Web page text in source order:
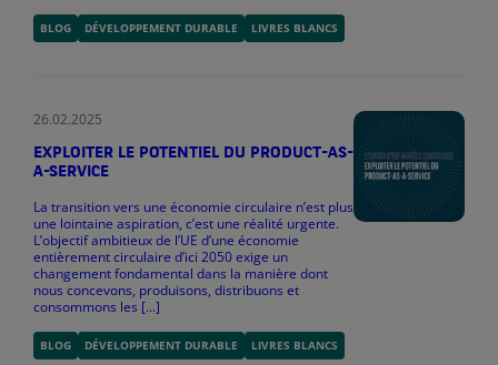
BLOG DÉVELOPPEMENT DURABLE LIVRES BLANCS
26.02.2025
EXPLOITER LE POTENTIEL DU PRODUCT-AS-
A-SERVICE
La transition vers une économie circulaire n’est plus
une lointaine aspiration, c’est une réalité urgente.
L’objectif ambitieux de l’UE d’une économie
entièrement circulaire d’ici 2050 exige un
changement fondamental dans la manière dont
nous concevons, produisons, distribuons et
consommons les [...]
BLOG DÉVELOPPEMENT DURABLE LIVRES BLANCS